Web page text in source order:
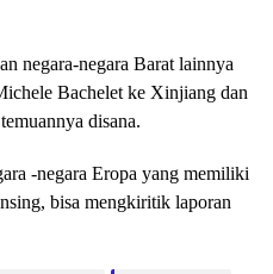
negara-negara Barat lainnya
Bachelet ke Xinjiang dan
disana.
-negara Eropa yang memiliki
bisa mengkiritik laporan